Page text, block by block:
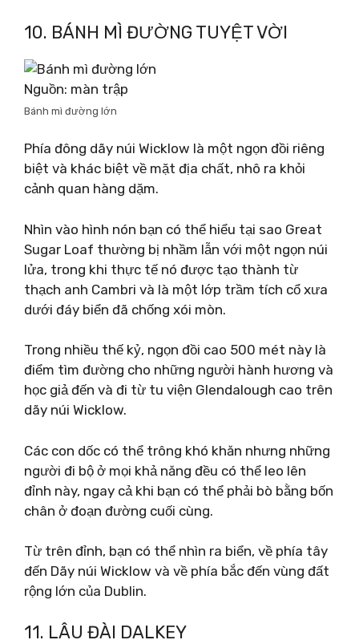
10. BÁNH MÌ ĐƯỜNG TUYỆT VỜI
Nguồn: màn trập
Bánh mì đường lớn
Phía đông dãy núi Wicklow là một ngọn đồi riêng
biệt và khác biệt về mặt địa chất, nhô ra khỏi
cảnh quan hàng dặm.
Nhìn vào hình nón bạn có thể hiểu tại sao Great
Sugar Loaf thường bị nhầm lẫn với một ngọn núi
lửa, trong khi thực tế nó được tạo thành từ
thạch anh Cambri và là một lớp trầm tích cổ xưa
dưới đáy biển đã chống xói mòn.
Trong nhiều thế kỷ, ngọn đồi cao 500 mét này là
điểm tìm đường cho những người hành hương và
học giả đến và đi từ tu viện Glendalough cao trên
dãy núi Wicklow.
Các con dốc có thể trông khó khăn nhưng những
người đi bộ ở mọi khả năng đều có thể leo lên
đỉnh này, ngay cả khi bạn có thể phải bò bằng bốn
chân ở đoạn đường cuối cùng.
Từ trên đỉnh, bạn có thể nhìn ra biển, về phía tây
đến Dãy núi Wicklow và về phía bắc đến vùng đất
rộng lớn của Dublin.
11. LÂU ĐÀI DALKEY